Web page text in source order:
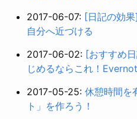
2017-06-07: [日記の効
自分へ近づける
2017-06-02: [おすすめ
じめるならこれ！
2017-05-25: 休憩時間を
ト」を作ろう！